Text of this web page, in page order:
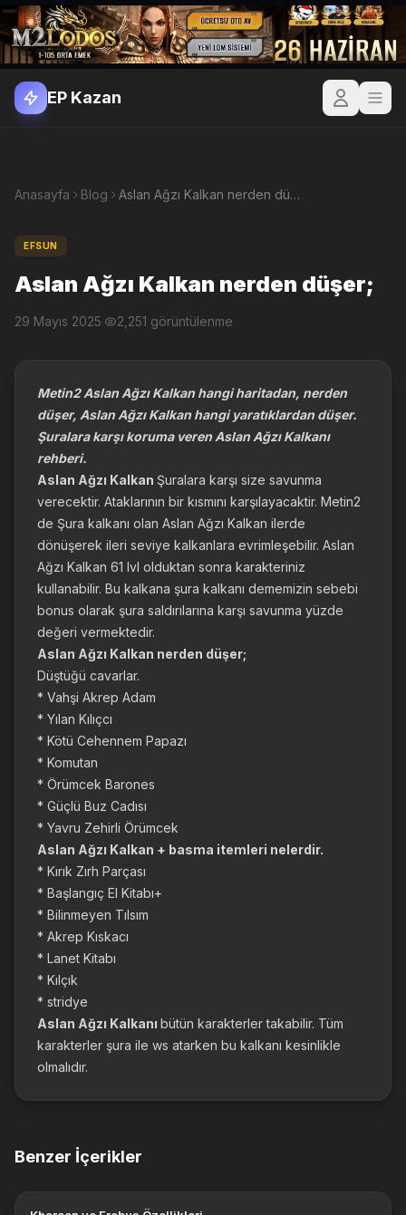
EP Kazan
Anasayfa Blog Aslan Ağzı Kalkan nerden düşer;
EFSUN
Aslan Ağzı Kalkan nerden düşer;
29 Mayıs 2025· 2,251 görüntülenme
Metin2 Aslan Ağzı Kalkan hangi haritadan, nerden
düşer, Aslan Ağzı Kalkan hangi yaratıklardan düşer.
Şuralara karşı koruma veren Aslan Ağzı Kalkanı
rehberi.
Aslan Ağzı Kalkan Şuralara karşı size savunma
verecektir. Ataklarının bir kısmını karşılayacaktir. Metin2
de Şura kalkanı olan Aslan Ağzı Kalkan ilerde
dönüşerek ileri seviye kalkanlara evrimleşebilir. Aslan
Ağzı Kalkan 61 lvl olduktan sonra karakteriniz
kullanabilir. Bu kalkana şura kalkanı dememizin sebebi
bonus olarak şura saldırılarına karşı savunma yüzde
değeri vermektedir.
Aslan Ağzı Kalkan nerden düşer;
Düştüğü cavarlar.
* Vahşi Akrep Adam
* Yılan Kılıçcı
* Kötü Cehennem Papazı
* Komutan
* Örümcek Barones
* Güçlü Buz Cadısı
* Yavru Zehirli Örümcek
Aslan Ağzı Kalkan + basma itemleri nelerdir.
* Kırık Zırh Parçası
* Başlangıç El Kitabı+
* Bilinmeyen Tılsım
* Akrep Kıskacı
* Lanet Kitabı
* Kılçık
* stridye
Aslan Ağzı Kalkanı bütün karakterler takabilir. Tüm
karakterler şura ile ws atarken bu kalkanı kesinlikle
olmalıdır.
Benzer İçerikler